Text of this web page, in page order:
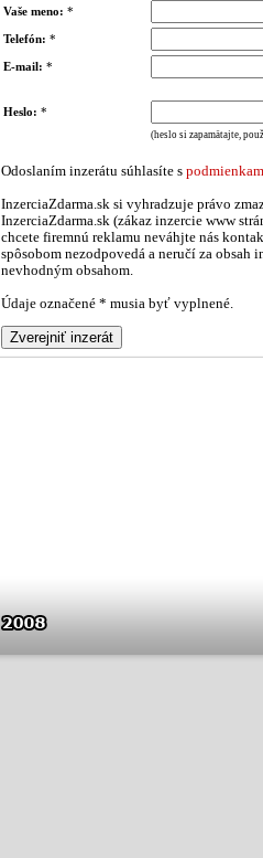
Vaše meno: *
Telefón: *
E-mail: *
Heslo: *
(heslo si zapamätajte,
Odoslaním inzerátu súhlasíte s
InzerciaZdarma.sk si vyhradzuje právo
InzerciaZdarma.sk (zákaz inzercie www
chcete firemnú reklamu neváhjte nás
spôsobom nezodpovedá a neručí za
nevhodným obsahom.
Údaje označené * musia byť vyplnené.